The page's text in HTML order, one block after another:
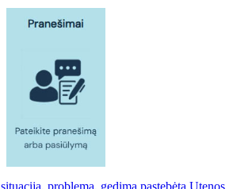
situaciją, problemą, gedimą pastebėtą Utenos